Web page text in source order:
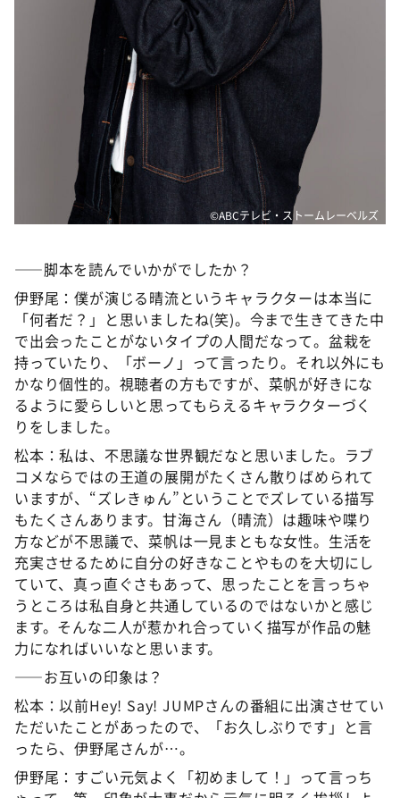
©ABCテレビ・ストームレーベルズ
――脚本を読んでいかがでしたか？
伊野尾：僕が演じる晴流というキャラクターは本当に
「何者だ？」と思いましたね(笑)。今まで生きてきた中
で出会ったことがないタイプの人間だなって。盆栽を
持っていたり、「ボーノ」って言ったり。それ以外にも
かなり個性的。視聴者の方もですが、菜帆が好きにな
るように愛らしいと思ってもらえるキャラクターづく
りをしました。
松本：私は、不思議な世界観だなと思いました。ラブ
コメならではの王道の展開がたくさん散りばめられて
いますが、“ズレきゅん”ということでズレている描写
もたくさんあります。甘海さん（晴流）は趣味や喋り
方などが不思議で、菜帆は一見まともな女性。生活を
充実させるために自分の好きなことやものを大切にし
ていて、真っ直ぐさもあって、思ったことを言っちゃ
うところは私自身と共通しているのではないかと感じ
ます。そんな二人が惹かれ合っていく描写が作品の魅
力になればいいなと思います。
――お互いの印象は？
松本：以前Hey! Say! JUMPさんの番組に出演させてい
ただいたことがあったので、「お久しぶりです」と言
ったら、伊野尾さんが…。
伊野尾：すごい元気よく「初めまして！」って言っち